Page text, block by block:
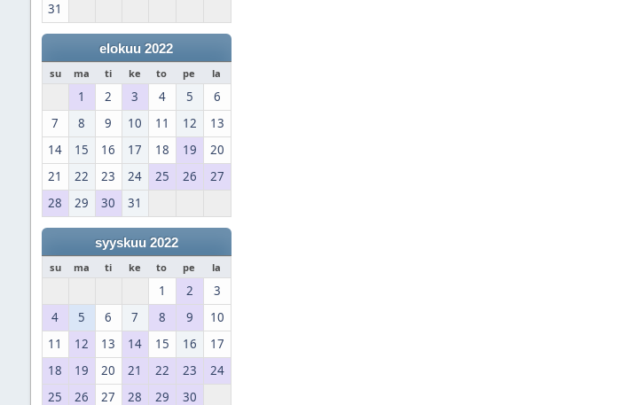
31
elokuu 2022
su ma ti ke to pe la
1 2 3 4 5
6
7
8 9 10 11 12
13
14
15 16 17 18 19
20
21
22 23 24 25 26
27
28
29 30 31
syyskuu 2022
su ma ti ke to pe la
1 2
3
4
5 6 7 8 9
10
11
12 13 14 15 16
17
18
19 20 21 22 23
24
25
26 27 28 29 30